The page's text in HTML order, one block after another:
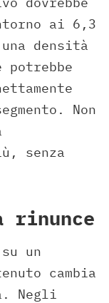
ai 6,3
densità
Non
senza
rinunce
un
cambia
Negli